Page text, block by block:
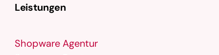
Leistungen
Shopware Agentur